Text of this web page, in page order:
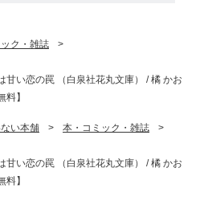
ク・雑誌
>
甘い恋の罠 （白泉社花丸文庫） / 橘 かお
】
い本舗 > 本・コミック・雑誌
>
甘い恋の罠 （白泉社花丸文庫） / 橘 かお
】